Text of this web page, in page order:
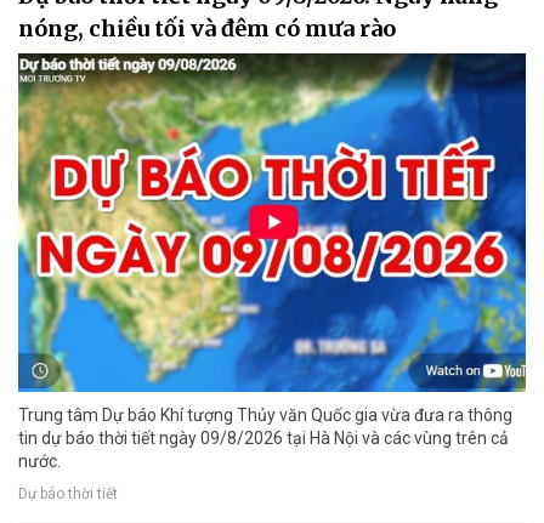
nóng, chiều tối và đêm có mưa rào
Trung tâm Dự báo Khí tượng Thủy văn Quốc gia vừa đưa ra thông
tin dự báo thời tiết ngày 09/8/2026 tại Hà Nội và các vùng trên cả
nước.
Dự báo thời tiết